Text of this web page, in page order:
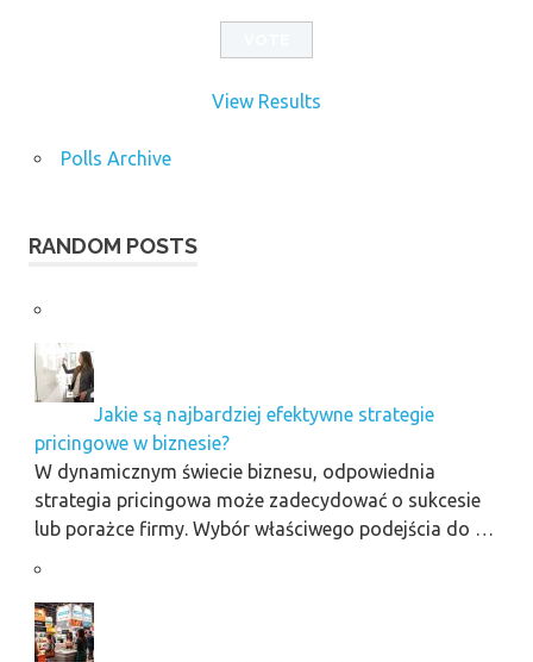
View Results
Polls Archive
RANDOM POSTS
Jakie są najbardziej efektywne strategie
pricingowe w biznesie?
W dynamicznym świecie biznesu, odpowiednia
strategia pricingowa może zadecydować o sukcesie
lub porażce firmy. Wybór właściwego podejścia do …